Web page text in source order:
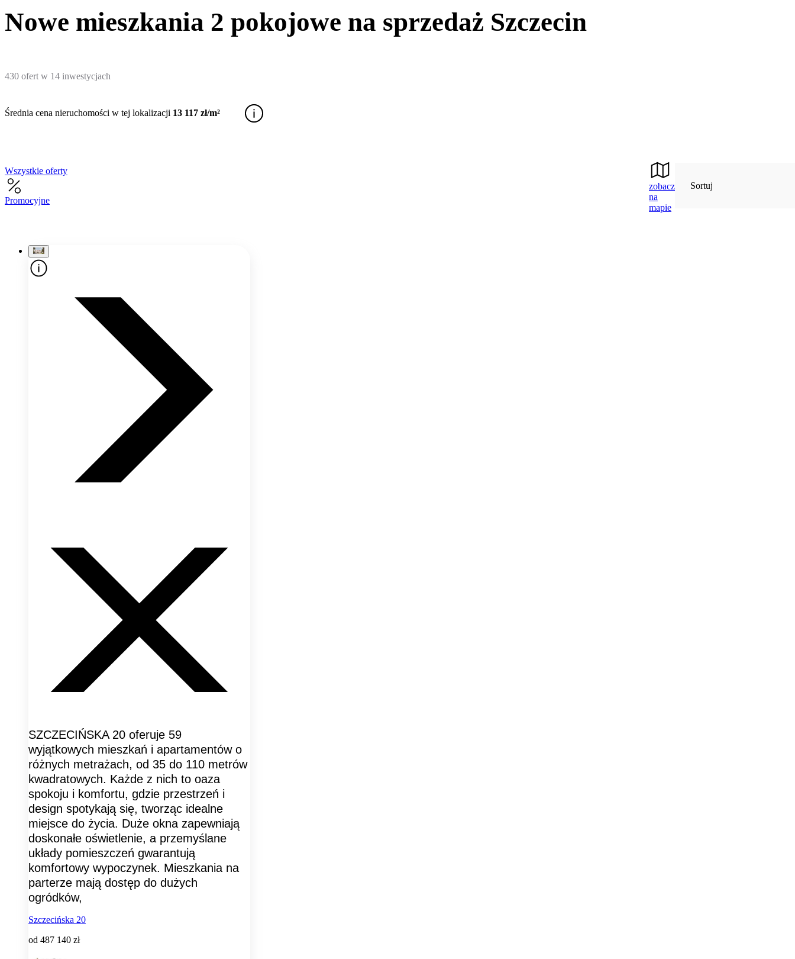
Nowe mieszkania 2 pokojowe na sprzedaż Szczecin
430 ofert w 14 inwestycjach
Średnia cena nieruchomości w tej lokalizacji 13 117 zł/m²
Wszystkie oferty
Promocyjne
zobacz
na
mapie
Sortuj
SZCZECIŃSKA 20 oferuje 59
wyjątkowych mieszkań i apartamentów o
różnych metrażach, od 35 do 110 metrów
kwadratowych. Każde z nich to oaza
spokoju i komfortu, gdzie przestrzeń i
design spotykają się, tworząc idealne
miejsce do życia. Duże okna zapewniają
doskonałe oświetlenie, a przemyślane
układy pomieszczeń gwarantują
komfortowy wypoczynek. Mieszkania na
parterze mają dostęp do dużych
ogródków,
Szczecińska 20
od 487 140 zł